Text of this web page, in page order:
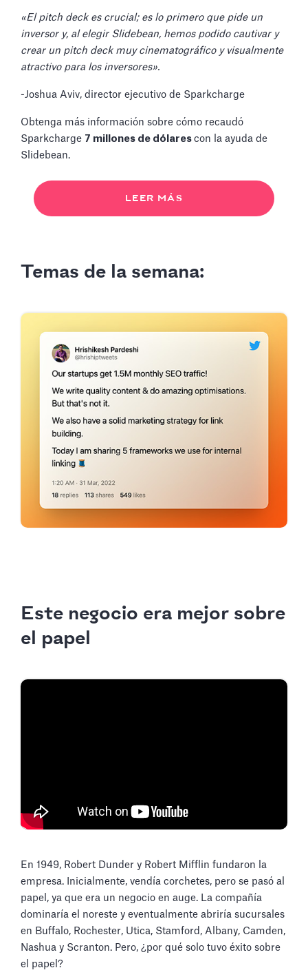
«El pitch deck es crucial; es lo primero que pide un
inversor y, al elegir Slidebean, hemos podido cautivar y
crear un pitch deck muy cinematográfico y visualmente
atractivo para los inversores».
-Joshua Aviv, director ejecutivo de Sparkcharge
Obtenga más información sobre cómo recaudó
Sparkcharge 7 millones de dólares con la ayuda de
Slidebean.
LEER MÁS
Temas de la semana:
Este negocio era mejor sobre
el papel
En 1949, Robert Dunder y Robert Mifflin fundaron la
empresa. Inicialmente, vendía corchetes, pero se pasó al
papel, ya que era un negocio en auge. La compañía
dominaría el noreste y eventualmente abriría sucursales
en Buffalo, Rochester, Utica, Stamford, Albany, Camden,
Nashua y Scranton. Pero, ¿por qué solo tuvo éxito sobre
el papel?